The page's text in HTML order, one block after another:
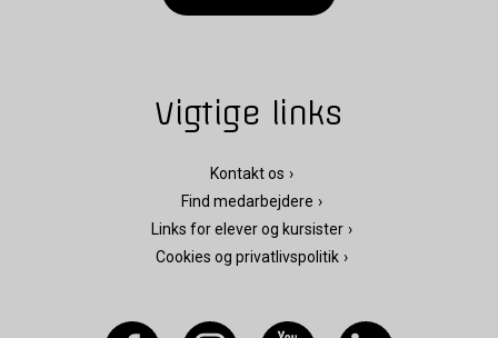
Vigtige links
Kontakt os
Find medarbejdere
Links for elever og kursister
Cookies og privatlivspolitik